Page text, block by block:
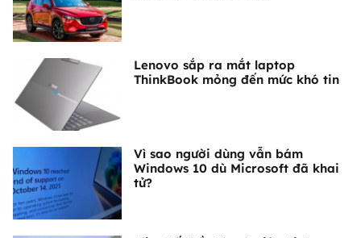
Lenovo sắp ra mắt laptop
ThinkBook mỏng đến mức khó tin
Vì sao người dùng vẫn bám
Windows 10 dù Microsoft đã khai
tử?